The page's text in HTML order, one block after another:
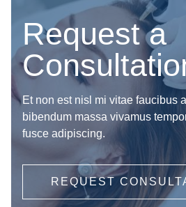
Request a
Et non est nisl mi vitae faucibus
bibendum massa vivamus
fusce adipiscing.
REQUEST